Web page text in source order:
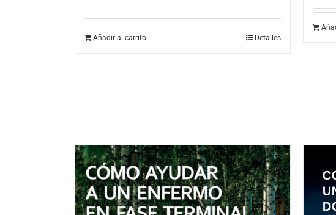
Añadir al carrito Detalles